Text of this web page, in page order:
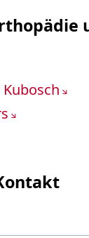
Kubosch